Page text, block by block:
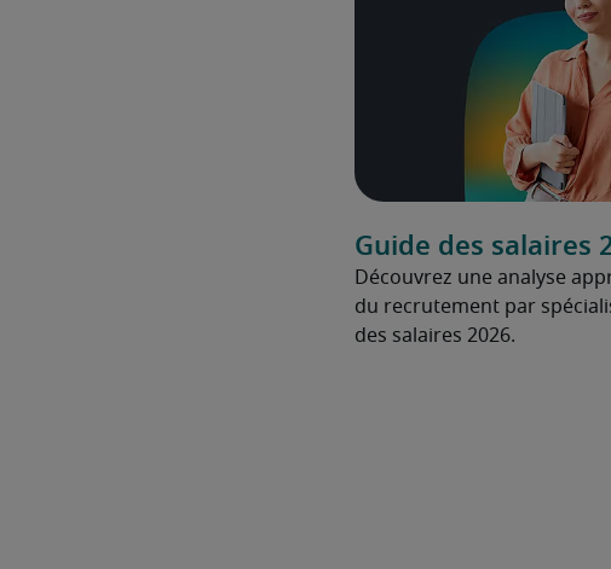
Guide des salaires
Découvrez une analyse
du recrutement par
des salaires 2026.